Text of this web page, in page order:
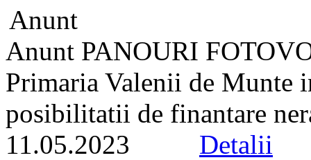
Anunt PANOURI
Primaria Valenii de Munte
posibilitatii de finantare
11.05.2023 Detalii